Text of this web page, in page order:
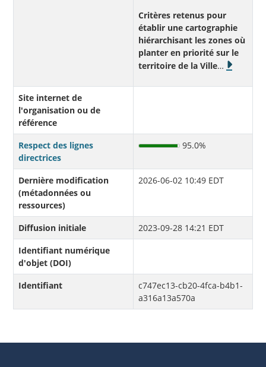
Critères retenus pour
établir une cartographie
hiérarchisant les zones où
planter en priorité sur le
territoire de la Ville…
Site internet de
l'organisation ou de
référence
Respect des lignes
directrices
95.0%
Dernière modification
(métadonnées ou
ressources)
2026-06-02 10:49 EDT
Diffusion initiale
2023-09-28 14:21 EDT
Identifiant numérique
d'objet (DOI)
Identifiant
c747ec13-cb20-4fca-b4b1-
a316a13a570a